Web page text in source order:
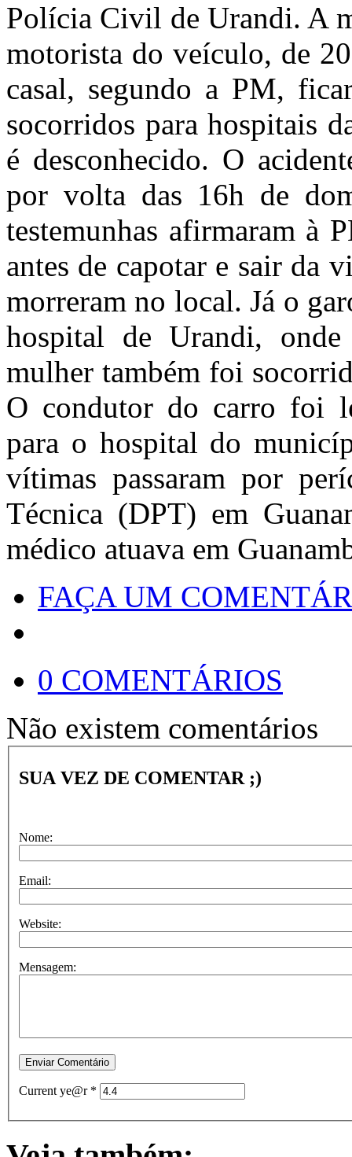
Polícia Civil de Urandi. A
motorista do veículo, de
casal, segundo a PM,
socorridos para hospitais
é desconhecido. O
por volta das 16h de
testemunhas afirmaram à
antes de capotar e sair da
morreram no local. Já o
hospital de Urandi,
mulher também foi
O condutor do carro foi
para o hospital do
vítimas passaram por
Técnica (DPT) em
médico atuava em
FAÇA UM
0 COMENTÁRIOS
Não existem comentários
SUA VEZ DE COMENTAR ;)
Nome:
Email:
Website:
Mensagem:
Current ye@r *